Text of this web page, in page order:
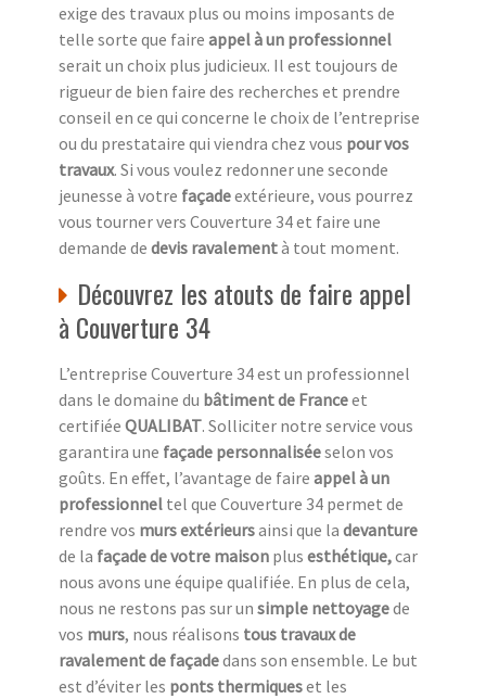
exige des travaux plus ou moins imposants de
telle sorte que faire appel à un professionnel
serait un choix plus judicieux. Il est toujours de
rigueur de bien faire des recherches et prendre
conseil en ce qui concerne le choix de l’entreprise
ou du prestataire qui viendra chez vous pour vos
travaux. Si vous voulez redonner une seconde
jeunesse à votre façadeextérieure, vous pourrez
vous tourner vers Couverture 34 et faire une
demande de devis ravalementà tout moment.
Découvrez les atouts de faire appel
à Couverture 34
L’entreprise Couverture 34 est un professionnel
dans le domaine du bâtiment de Franceet
certifiée QUALIBAT. Solliciter notre service vous
garantira une façade personnaliséeselon vos
goûts. En effet, l’avantage de faire appel à un
professionnel tel que Couverture 34 permet de
rendre vos murs extérieursainsi que la devanture
de la façade de votre maison plus esthétique,car
nous avons une équipe qualifiée. En plus de cela,
nous ne restons pas sur un simple nettoyagede
vos murs, nous réalisons tous travaux de
ravalement de façadedans son ensemble. Le but
est d’éviter les ponts thermiqueset les